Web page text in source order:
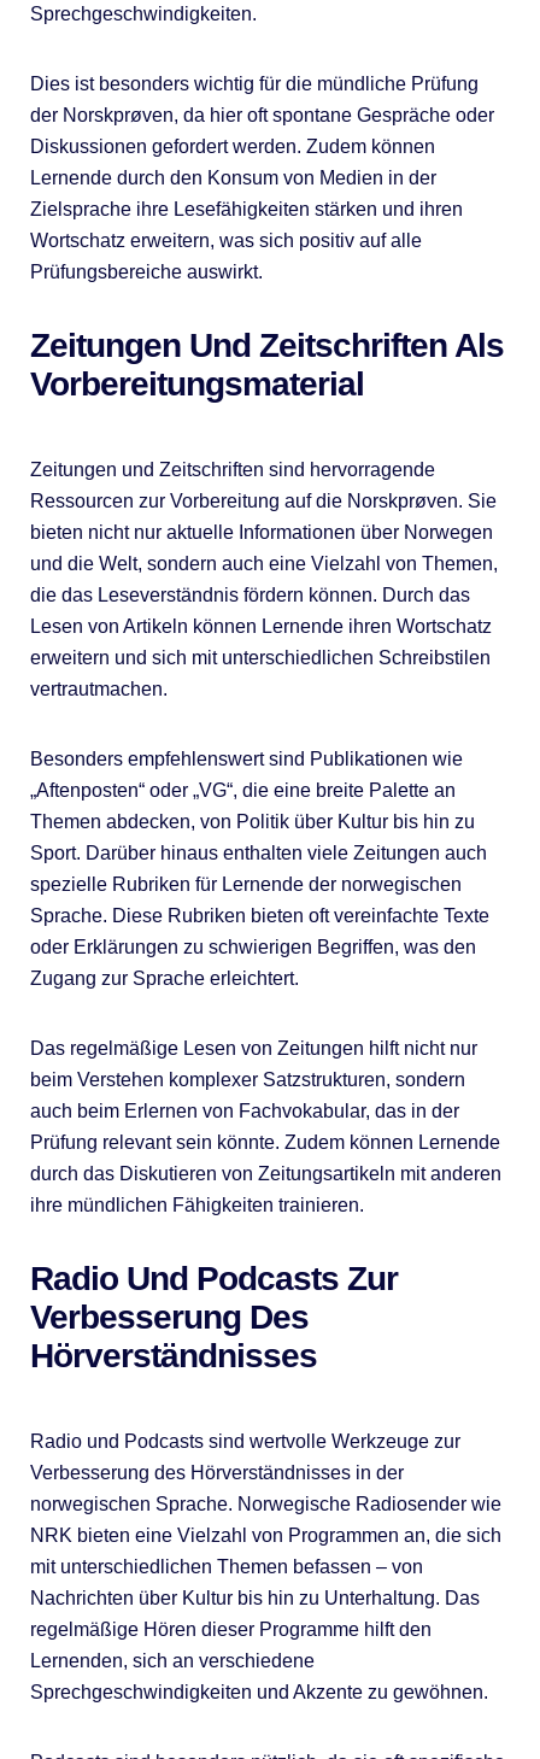
Sprechgeschwindigkeiten.
Dies ist besonders wichtig für die mündliche Prüfung
der Norskprøven, da hier oft spontane Gespräche oder
Diskussionen gefordert werden. Zudem können
Lernende durch den Konsum von Medien in der
Zielsprache ihre Lesefähigkeiten stärken und ihren
Wortschatz erweitern, was sich positiv auf alle
Prüfungsbereiche auswirkt.
Zeitungen Und Zeitschriften Als
Vorbereitungsmaterial
Zeitungen und Zeitschriften sind hervorragende
Ressourcen zur Vorbereitung auf die Norskprøven. Sie
bieten nicht nur aktuelle Informationen über Norwegen
und die Welt, sondern auch eine Vielzahl von Themen,
die das Leseverständnis fördern können. Durch das
Lesen von Artikeln können Lernende ihren Wortschatz
erweitern und sich mit unterschiedlichen Schreibstilen
vertrautmachen.
Besonders empfehlenswert sind Publikationen wie
„Aftenposten“ oder „VG“, die eine breite Palette an
Themen abdecken, von Politik über Kultur bis hin zu
Sport. Darüber hinaus enthalten viele Zeitungen auch
spezielle Rubriken für Lernende der norwegischen
Sprache. Diese Rubriken bieten oft vereinfachte Texte
oder Erklärungen zu schwierigen Begriffen, was den
Zugang zur Sprache erleichtert.
Das regelmäßige Lesen von Zeitungen hilft nicht nur
beim Verstehen komplexer Satzstrukturen, sondern
auch beim Erlernen von Fachvokabular, das in der
Prüfung relevant sein könnte. Zudem können Lernende
durch das Diskutieren von Zeitungsartikeln mit anderen
ihre mündlichen Fähigkeiten trainieren.
Radio Und Podcasts Zur
Verbesserung Des
Hörverständnisses
Radio und Podcasts sind wertvolle Werkzeuge zur
Verbesserung des Hörverständnisses in der
norwegischen Sprache. Norwegische Radiosender wie
NRK bieten eine Vielzahl von Programmen an, die sich
mit unterschiedlichen Themen befassen – von
Nachrichten über Kultur bis hin zu Unterhaltung. Das
regelmäßige Hören dieser Programme hilft den
Lernenden, sich an verschiedene
Sprechgeschwindigkeiten und Akzente zu gewöhnen.